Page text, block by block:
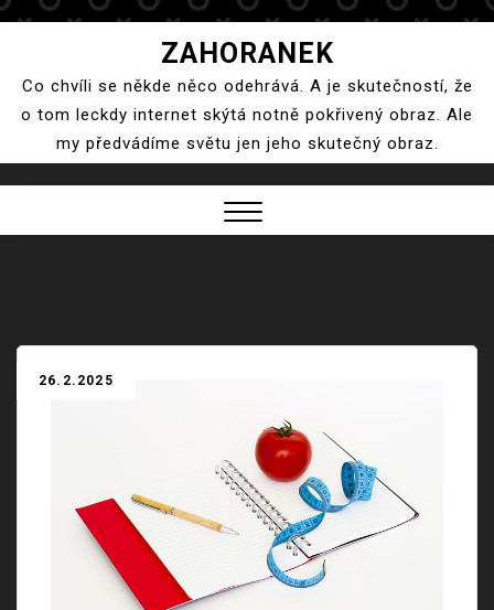
content
ZAHORANEK
Co chvíli se někde něco odehrává. A je skutečností, že
o tom leckdy internet skýtá notně pokřivený obraz. Ale
my předvádíme světu jen jeho skutečný obraz.
26.2.2025